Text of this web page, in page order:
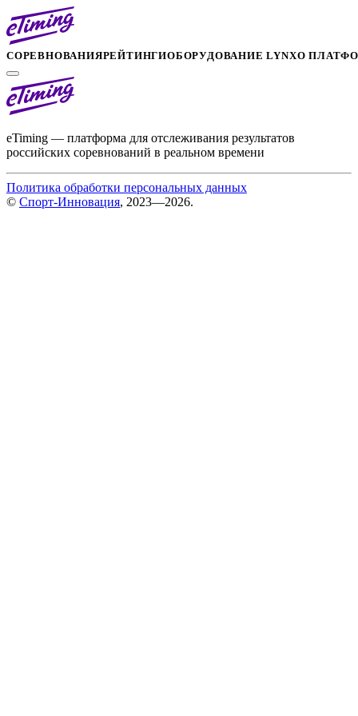
СОРЕВНОВАНИЯРЕЙТИНГИОБОРУДОВАНИЕ LYNXО
eTiming — платформа для отслеживания результатов
российских соревнований в реальном времени
Политика обработки персональных данных
© Спорт-Инновация, 2023—2026.